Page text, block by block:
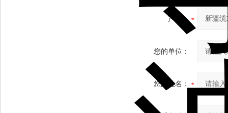
产品：
您的单位：
您的姓名：